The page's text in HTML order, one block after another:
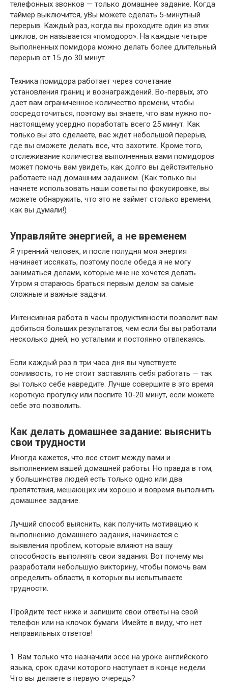
телефонных звонков — только домашнее задание. Когда
таймер выключится, yВы можете сделать 5-минутный
перерыв. Каждый раз, когда вы проходите один из этих
циклов, он называется «помодоро». На каждые четыре
выполненных помидора можно делать более длительный
перерыв от 15 до 30 минут.
Техника помидора работает через сочетание
установления границ и вознаграждений. Во-первых, это
дает вам ограниченное количество времени, чтобы
сосредоточиться, поэтому вы знаете, что вам нужно по-
настоящему усердно поработать всего 25 минут. Как
только вы это сделаете, вас ждет небольшой перерыв,
где вы сможете делать все, что захотите. Кроме того,
отслеживание количества выполненных вами помидоров
может помочь вам увидеть, как долго вы действительно
работаете над домашним заданием. (Как только вы
начнете использовать наши советы по фокусировке, вы
можете обнаружить, что это не займет столько времени,
как вы думали!)
Управляйте энергией, а не временем
Я утренний человек, и после полудня моя энергия
начинает иссякать, поэтому после обеда я не могу
заниматься делами, которые мне не хочется делать.
Утром я стараюсь браться первым делом за самые
сложные и важные задачи.
Интенсивная работа в часы продуктивности позволит вам
добиться больших результатов, чем если бы вы работали
несколько дней, но усталыми и постоянно отвлекаясь.
Если каждый раз в три часа дня вы чувствуете
сонливость, то не стоит заставлять себя работать — так
вы только себе навредите. Лучше совершите в это время
короткую прогулку или поспите 10-20 минут, если можете
себе это позволить.
Как делать домашнее задание: выяснить
свои трудности
Иногда кажется, что все стоит между вами и
выполнением вашей домашней работы. Но правда в том,
у большинства людей есть только одно или два
препятствия, мешающих им хорошо и вовремя выполнить
домашнее задание.
Лучший способ выяснить, как получить мотивацию к
выполнению домашнего задания, начинается с
выявления проблем, которые влияют на вашу
способность выполнять свои задания. Вот почему мы
разработали небольшую викторину, чтобы помочь вам
определить области, в которых вы испытываете
трудности.
Пройдите тест ниже и запишите свои ответы на свой
телефон или на клочок бумаги. Имейте в виду, что нет
неправильных ответов!
1. Вам только что назначили эссе на уроке английского
языка, срок сдачи которого наступает в конце недели.
Что вы делаете в первую очередь?